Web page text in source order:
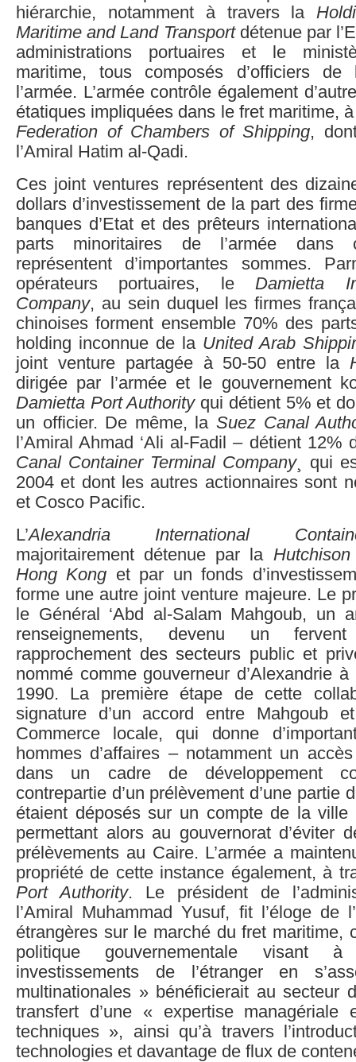
hiérarchie, notamment à travers la
Maritime and Land Transportdétenue par
administrations portuaires et le
maritime, tous composés d’officiers
l’armée. L’armée contrôle également
étatiques impliquées dans le fret maritime,
Federation of Chambers of Shipping,
l’Amiral Hatim al-Qadi.
Ces joint ventures représentent des
dollars d’investissement de la part des
banques d’Etat et des prêteurs
parts minoritaires de l’armée dans
représentent d’importantes sommes.
opérateurs portuaires, leDamietta
Company, au sein duquel les firmes
chinoises forment ensemble 70% des
holding inconnue de la United Arab
joint venture partagée à 50-50 entre la
dirigée par l’armée et le gouvernement
Damietta Port Authorityqui détient 5% et
un officier. De même, la Suez Canal
l’Amiral Ahmad ‘Ali al-Fadil – détient
Canal Container Terminal Company¸ qui
2004 et dont les autres actionnaires sont
et Cosco Pacific.
L’Alexandria International
majoritairement détenue par la
Hong Kong et par un fonds
forme une autre joint venture majeure. Le
le Général ‘Abd al-Salam Mahgoub, un
renseignements, devenu un
rapprochement des secteurs public et
nommé comme gouverneur d’Alexandrie
1990. La première étape de cette
signature d’un accord entre Mahgoub
Commerce locale, qui donne
hommes d’affaires – notamment un
dans un cadre de développement
contrepartie d’un prélèvement d’une partie
étaient déposés sur un compte de la
permettant alors au gouvernorat d’éviter
prélèvements au Caire. L’armée a
propriété de cette instance également, à
Port Authority. Le président de
l’Amiral Muhammad Yusuf, fit l’éloge de
étrangères sur le marché du fret maritime,
politique gouvernementale
investissements de l’étranger en
multinationales » bénéficierait au secteur
transfert d’une « expertise managériale
techniques », ainsi qu’à travers
technologies et davantage de flux de